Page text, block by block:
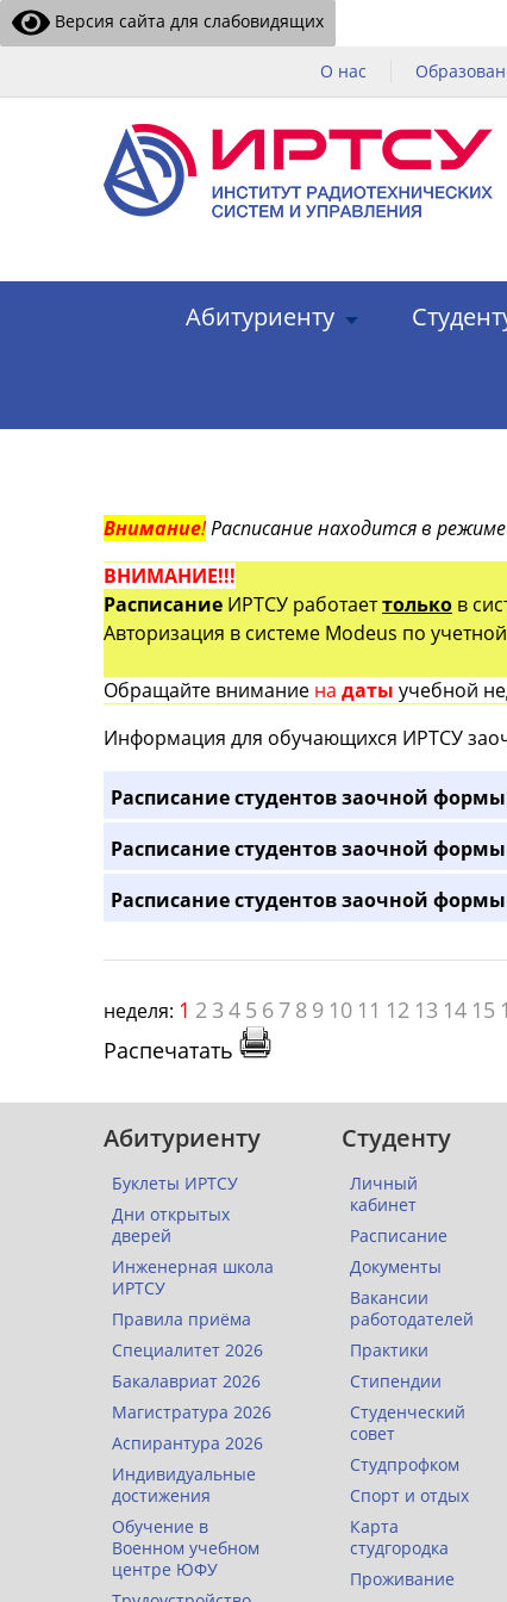
Версия сайта для слабовидящих
О нас
Абитуриенту
Внимание!Расписание находится в
ВНИМАНИЕ!!!
Расписание ИРТСУ работаеттолько в
Авторизация в системе Modeus по
Обращайте внимание на даты учебной
Информация для обучающихся ИРТСУ
Расписание студентов заочной
Расписание студентов заочной
Расписание студентов заочной
неделя: 1 2 3 4 5 6 7 8 9 10 11 12 13 14 15
Распечатать
Абитуриенту
Буклеты ИРТСУ
Дни открытых
дверей
Инженерная школа
ИРТСУ
Правила приёма
Специалитет 2026
Бакалавриат 2026
Магистратура 2026
Аспирантура 2026
Индивидуальные
достижения
Обучение в
Военном учебном
центре ЮФУ
Студенту
Личный
кабинет
Расписание
Документы
Вакансии
работодателей
Практики
Стипендии
Студенческий
совет
Студпрофком
Спорт и отдых
Карта
студгородка
Проживание